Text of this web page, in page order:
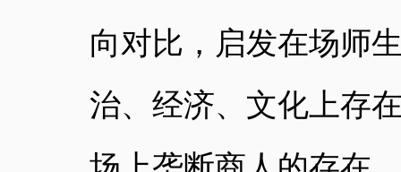
向对比，启发在场师
治、经济、文化上存